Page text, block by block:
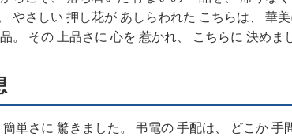
やさしい 押し花が あしらわれた こちらは、 華
。 その 上品さに 心を 惹かれ、 こちらに 決めま
単さに 驚きました。 弔電の 手配は、 どこか